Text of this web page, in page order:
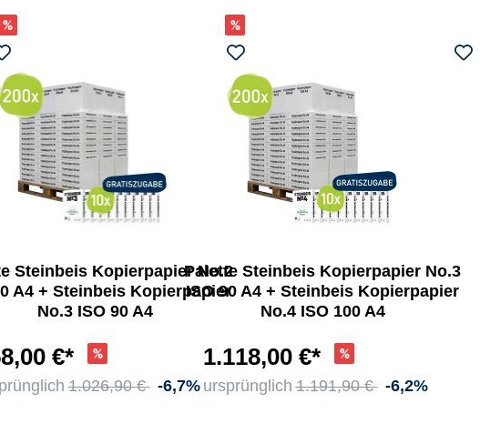
Steinbeis Kopierpapier No.2
A4 + Steinbeis Kopierpapier
No.3 ISO 90 A4
€*
1.026,90 € -6,7%
Palette Steinbeis Kopierpapier No.3
ISO 90 A4 + Steinbeis Kopierpapier
No.4 ISO 100 A4
1.118,00 €*
ursprünglich 1.191,90 € -6,2%